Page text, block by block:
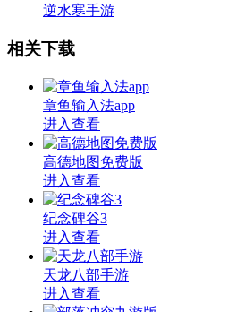
逆水寒手游
相关下载
章鱼输入法app
进入查看
高德地图免费版
进入查看
纪念碑谷3
进入查看
天龙八部手游
进入查看